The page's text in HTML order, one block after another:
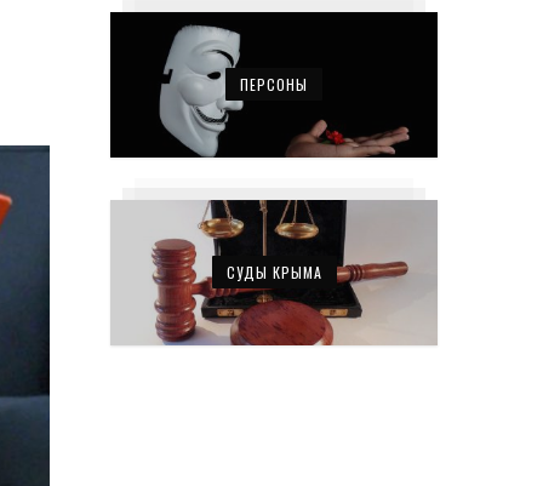
ПЕРСОНЫ
СУДЫ КРЫМА